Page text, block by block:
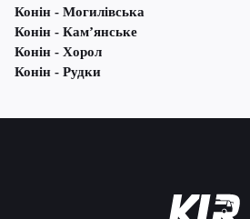
Конін - Могилівська
Конін - Кам’янське
Конін - Хорол
Конін - Рудки